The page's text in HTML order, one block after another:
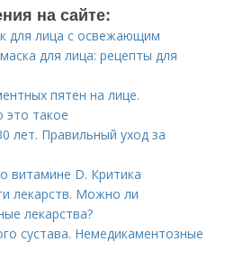
на сайте:
для лица с освежающим
для лица: рецепты для
пятен на лице.
такое
лет. Правильный уход за
витамине D. Критика
лекарств. Можно ли
лекарства?
сустава. Немедикаментозные